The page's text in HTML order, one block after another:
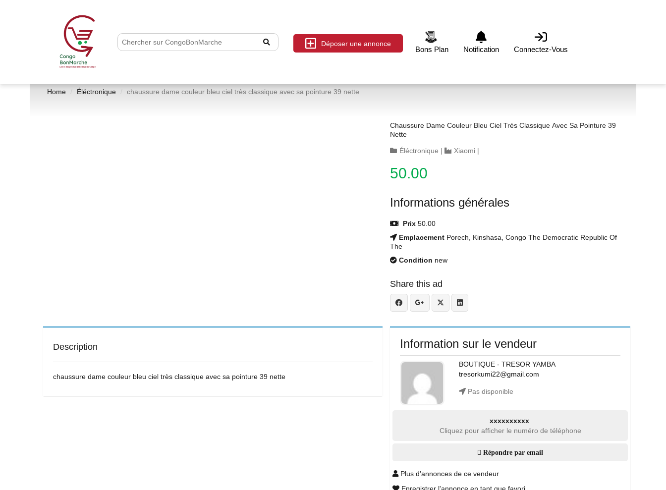
Déposer une annonce
Bons Plan Notification Connectez-Vous
Home Éléctronique chaussure dame couleur bleu ciel très classique avec sa pointure 39 nette
Chaussure Dame Couleur Bleu Ciel Très Classique Avec Sa Pointure 39
Nette
Éléctronique | Xiaomi |
50.00
Informations générales
Prix 50.00
Emplacement Porech, Kinshasa, Congo The Democratic Republic Of
The
Condition new
Share this ad
Description
chaussure dame couleur bleu ciel très classique avec sa pointure 39 nette
Information sur le vendeur
BOUTIQUE - TRESOR YAMBA
tresorkumi22@gmail.com
Pas disponible
xxxxxxxxxx
Cliquez pour afficher le numéro de téléphone
Répondre par email
Plus d'annonces de ce vendeur